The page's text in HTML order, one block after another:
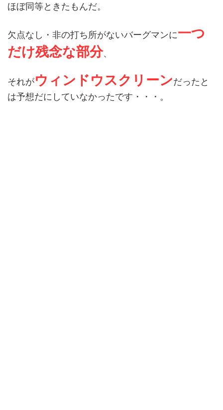
ほぼ同等ときたもんだ。
欠点なし・非の打ち所がないバーグマンに一つ
だけ残念な部分、
それがウィンドウスクリーンだったと
は予想だにしていなかったです・・・。